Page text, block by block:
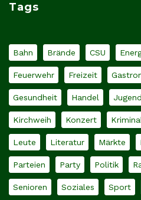
Tags
Bahn Brände CSU
Feuerwehr Freizeit
Gesundheit Handel Jugend
Kirchweih Konzert
Leute Literatur Märkte
Parteien Party Politik
Senioren Soziales Sport